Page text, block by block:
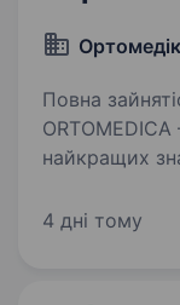
Повна
найкращих
інноваційні
4 дні тому